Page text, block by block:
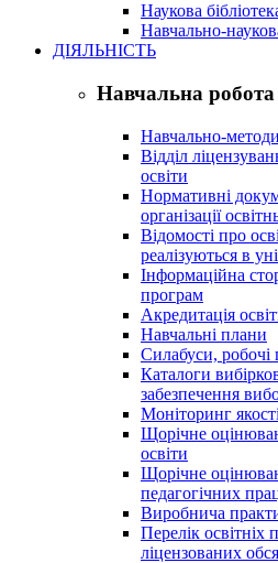
Наукова
Навчально-
ДІЯЛЬНІСТЬ
Навчальна робота
Навчально-
Відділ
освіти
Нормативні
організації
Відомості про
реалізуються в
Інформаційна
програм
Акредитація
Навчальні плани
Силабуси, робочі
Каталоги
забезпечення
Моніторинг
Щорічне
освіти
Щорічне
педагогічних
Виробнича
Перелік освітніх
ліцензoваних